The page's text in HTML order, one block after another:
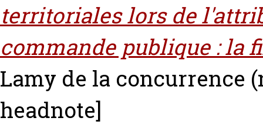
territoriales lors de
commande publique : la
Lamy de la concurrence
headnote]